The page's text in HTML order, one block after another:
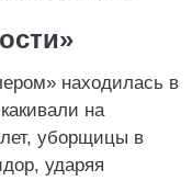
находилась в
на
уборщицы в
ударяя